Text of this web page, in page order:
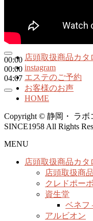
00:00
00:00
04:07
店頭取扱商品カタ
instagram
エステのご予約
お客様のお声
HOME
Copyright © 静岡・ ラ
SINCE1958 All Rights
MENU
店頭取扱商品カタ
店頭取扱商
クレドポー
資生堂
ベネフ
アルビオン